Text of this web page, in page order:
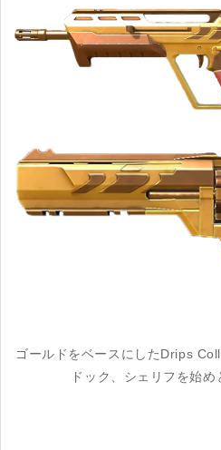
ゴールドをベースにしたDrips
ドック、シェリフを始